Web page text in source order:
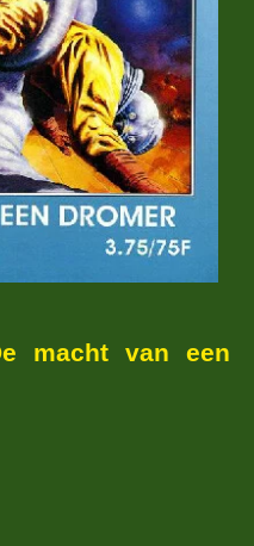
macht van een